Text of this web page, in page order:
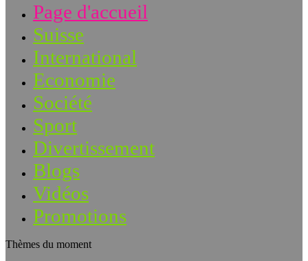
Page d'accueil
Suisse
International
Economie
Société
Sport
Divertissement
Blogs
Vidéos
Promotions
Thèmes du moment